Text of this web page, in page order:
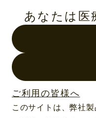
あなたは医
ご利用の皆様へ
このサイトは、弊社
デモ依頼内容
※ 施設名